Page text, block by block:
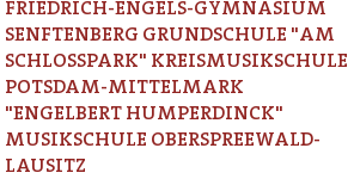
FRIEDRICH-ENGELS-GYMNASIUM
SENFTENBERG GRUNDSCHULE "AM
SCHLOSSPARK" KREISMUSIKSCHULE
POTSDAM-MITTELMARK
"ENGELBERT HUMPERDINCK"
MUSIKSCHULE OBERSPREEWALD-
LAUSITZ